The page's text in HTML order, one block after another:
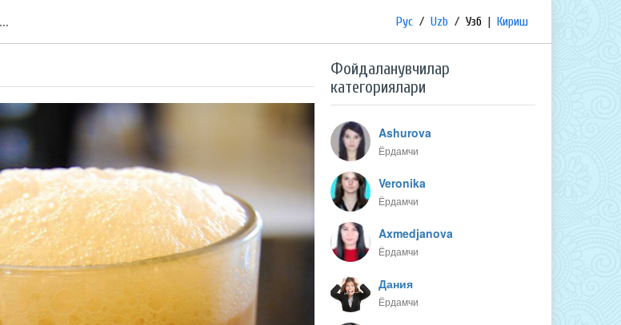
Рус / Uzb / Узб | Кириш
Фойдаланувчилар
категориялари
Ashurova
Ёрдамчи
Veronika
Ёрдамчи
Axmedjanova
Ёрдамчи
Дания
Ёрдамчи